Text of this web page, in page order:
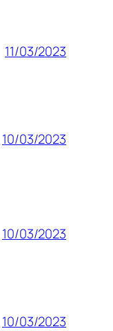
11/03/2023
10/03/2023
10/03/2023
10/03/2023